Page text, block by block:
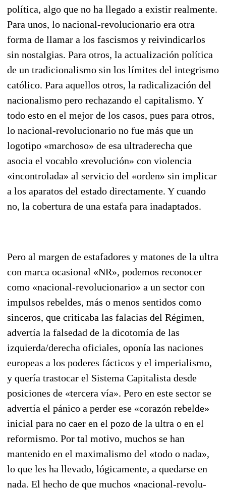
política, algo que no ha llegado a existir realmente.
Para unos, lo nacional-revolucionario era otra
forma de llamar a los fascismos y reivindicarlos
sin nostalgias. Para otros, la actualización política
de un tradicionalismo sin los límites del integrismo
católico. Para aquellos otros, la radicalización del
nacionalismo pero rechazando el capitalismo. Y
todo esto en el mejor de los casos, pues para otros,
lo nacional-revolucionario no fue más que un
logotipo «marchoso» de esa ultraderecha que
asocia el vocablo «revolución» con violencia
«incontrolada» al servicio del «orden» sin implicar
a los aparatos del estado directamente. Y cuando
no, la cobertura de una estafa para inadaptados.
Pero al margen de estafadores y matones de la ultra
con marca ocasional «NR», podemos reco­nocer
como «nacional-revolucionario» a un sector con
impulsos rebeldes, más o menos sentidos como
sinceros, que criticaba las falacias del Régimen,
advertía la falsedad de la dicoto­mía de las
izquierda/derecha oficiales, oponía las naciones
europeas a los poderes fácticos y el imperialismo,
y quería trastocar el Sistema Capitalista desde
posiciones de «tercera vía». Pero en este sector se
advertía el pánico a perder ese «corazón rebelde»
inicial para no caer en el pozo de la ultra o en el
reformismo. Por tal motivo, muchos se han
mantenido en el maximalismo del «todo o nada»,
lo que les ha llevado, lógicamente, a quedarse en
nada. El hecho de que muchos «nacional-revolu­